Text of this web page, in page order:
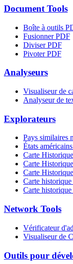
Document Tools
Boîte à outils
Fusionner PDF
Diviser PDF
Pivoter PDF
Analyseurs
Visualiseur de
Analyseur de
Explorateurs
Pays similaires
États
Carte
Carte
Carte
Carte
Carte historique
Network Tools
Vérificateur
Visualiseur de
Outils pour